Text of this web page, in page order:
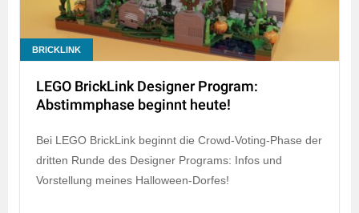
BRICKLINK
LEGO BrickLink Designer Program:
Abstimmphase beginnt heute!
Bei LEGO BrickLink beginnt die Crowd-Voting-Phase der
dritten Runde des Designer Programs: Infos und
Vorstellung meines Halloween-Dorfes!